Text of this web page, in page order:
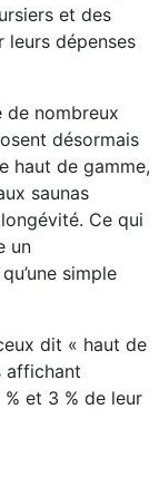
et des
leurs dépenses
de nombreux
désormais
haut de gamme,
saunas
Ce qui
un
simple
dit « haut de
affichant
et 3 % de leur